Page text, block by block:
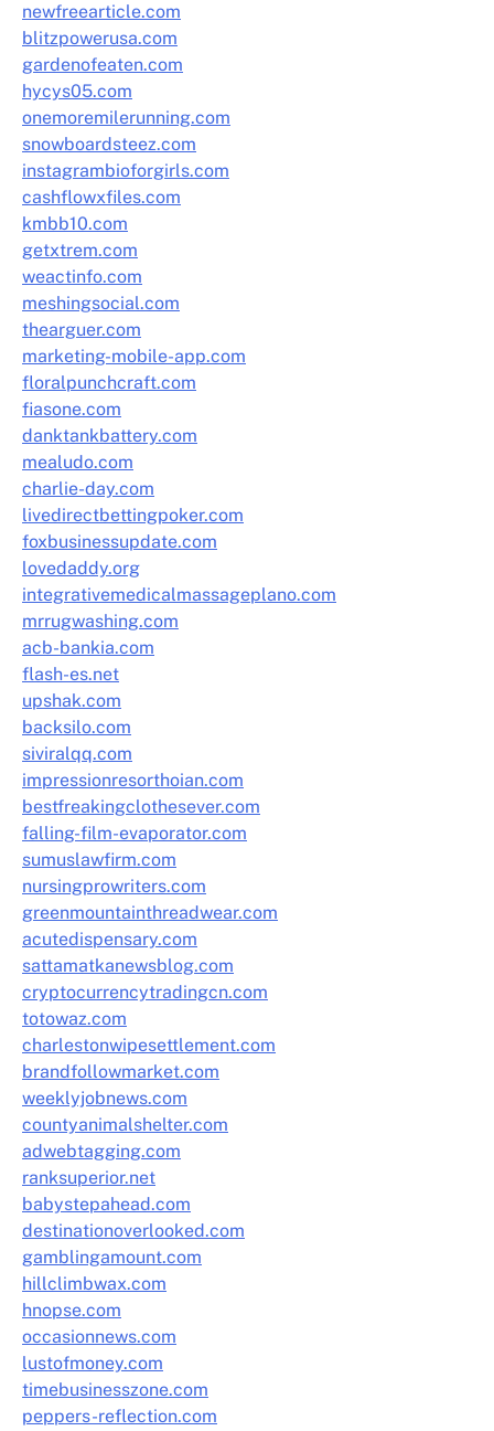
newfreearticle.com
blitzpowerusa.com
gardenofeaten.com
hycys05.com
onemoremilerunning.com
snowboardsteez.com
instagrambioforgirls.com
cashflowxfiles.com
kmbb10.com
getxtrem.com
weactinfo.com
meshingsocial.com
thearguer.com
marketing-mobile-app.com
floralpunchcraft.com
fiasone.com
danktankbattery.com
mealudo.com
charlie-day.com
livedirectbettingpoker.com
foxbusinessupdate.com
lovedaddy.org
integrativemedicalmassageplano.com
mrrugwashing.com
acb-bankia.com
flash-es.net
upshak.com
backsilo.com
siviralqq.com
impressionresorthoian.com
bestfreakingclothesever.com
falling-film-evaporator.com
sumuslawfirm.com
nursingprowriters.com
greenmountainthreadwear.com
acutedispensary.com
sattamatkanewsblog.com
cryptocurrencytradingcn.com
totowaz.com
charlestonwipesettlement.com
brandfollowmarket.com
weeklyjobnews.com
countyanimalshelter.com
adwebtagging.com
ranksuperior.net
babystepahead.com
destinationoverlooked.com
gamblingamount.com
hillclimbwax.com
hnopse.com
occasionnews.com
lustofmoney.com
timebusinesszone.com
peppers-reflection.com